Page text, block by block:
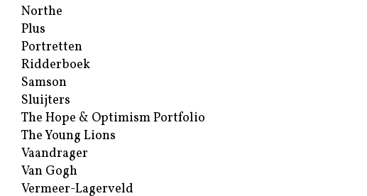
Northe
Plus
Portretten
Ridderboek
Samson
Sluijters
The Hope & Optimism Portfolio
The Young Lions
Vaandrager
Van Gogh
Vermeer-Lagerveld